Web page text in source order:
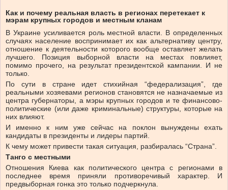
Как и почему реальная власть в регионах перетекает к
мэрам крупных городов и местным кланам
В Украине усиливается роль местной власти. В определенных
случаях население воспринимает их как альтернативу центру,
отношение к деятельности которого вообще оставляет желать
лучшего. Позиция выборной власти на местах повлияет,
помимо прочего, на результат президентской кампании. И не
только.
По сути в стране идет стихийная “федерализация”, где
реальными хозяевами регионов становятся не назначаемые из
центра губернаторы, а мэры крупных городов и те финансово-
политические (или даже криминальные) структуры, которые на
них влияют.
И именно к ним уже сейчас на поклон вынуждены ехать
кандидаты в президенты и лидеры партий.
К чему может привести такая ситуация, разбиралась “Страна”.
Танго с местными
Отношения Киева как политического центра с регионами в
последнее время приняли противоречивый характер. И
предвыборная гонка это только подчеркнула.